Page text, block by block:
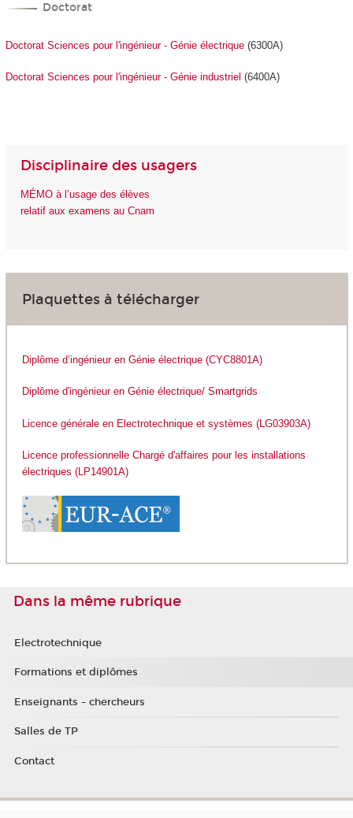
Doctorat
Doctorat Sciences pour l'ingénieur - Génie électrique(6300A)
Doctorat Sciences pour l'ingénieur - Génie industriel (6400A)
Disciplinaire des usagers
M ÉMO à l’usage des élèves
relatif aux examens au Cnam
Plaquettes à télécharger
Diplôme d’ingénieur en Génie électrique (CYC8801A)
Diplôme d'ingénieur en Génie électrique/ Smartgrids
Licence générale en Electrotechnique et systèmes (LG03903A)
Licence professionnelle Chargé d'affaires pour les installations
électriques (LP14901A)
Dans la même rubrique
Electrotechnique
Formations et diplômes
Enseignants - chercheurs
Salles de TP
Contact